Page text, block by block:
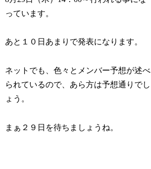
っています。
あと１０日あまりで発表になります。
ネットでも、色々とメンバー予想が述べ
られているので、あら方は予想通りでし
ょう。
まぁ２９日を待ちましょうね。